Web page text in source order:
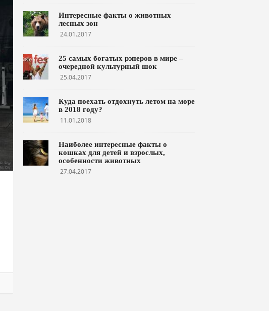
Интересные факты о животных
лесных зон
24.01.2017
25 самых богатых рэперов в мире –
очередной культурный шок
25.04.2017
Куда поехать отдохнуть летом на море
в 2018 году?
11.01.2018
Наиболее интересные факты о
кошках для детей и взрослых,
особенности животных
27.04.2017